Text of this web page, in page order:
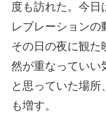
度も訪れた。今日
レブレーションの
その日の夜に観た
然が重なっていい
と思っていた場所
も増す。